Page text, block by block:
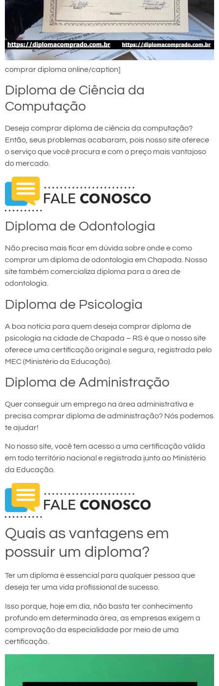
comprar diploma online/caption]
Diploma de Ciência da
Computação
Deseja comprar diploma de ciência da computação?
Então, seus problemas acabaram, pois nosso site oferece
o serviço que você procura e com o preço mais vantajoso
do mercado.
Diploma de Odontologia
Não precisa mais ficar em dúvida sobre onde e como
comprar um diploma de odontologia em Chapada. Nosso
site também comercializa diploma para a área de
odontologia.
Diploma de Psicologia
A boa notícia para quem deseja comprar diploma de
psicologia na cidade de Chapada – RS é que o nosso site
oferece uma certificação original e segura, registrada pelo
MEC (Ministério da Educação).
Diploma de Administração
Quer conseguir um emprego na área administrativa e
precisa comprar diploma de administração? Nós podemos
te ajudar!
No nosso site, você tem acesso a uma certificação válida
em todo território nacional e registrada junto ao Ministério
da Educação.
Quais as vantagens em
possuir um diploma?
Ter um diploma é essencial para qualquer pessoa que
deseja ter uma vida profissional de sucesso.
Isso porque, hoje em dia, não basta ter conhecimento
profundo em determinada área, as empresas exigem a
comprovação da especialidade por meio de uma
certificação.